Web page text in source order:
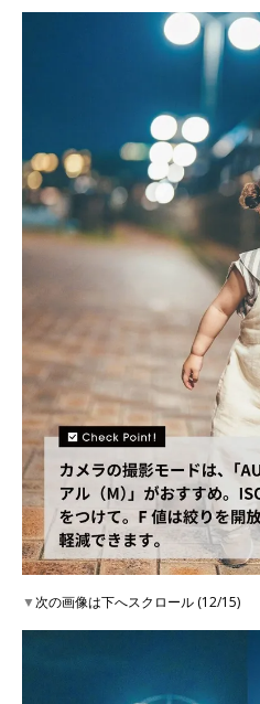
▼次の画像は下へスクロール (12/15)